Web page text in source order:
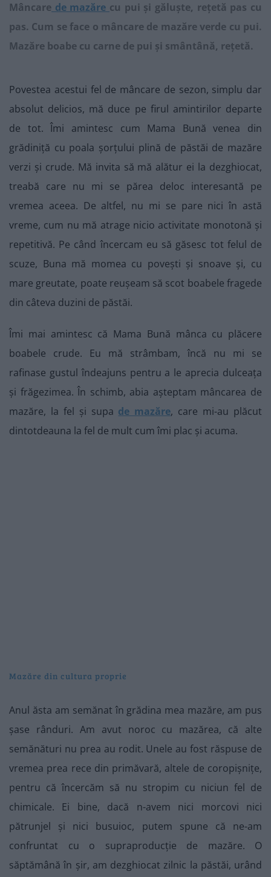
Mâncare de mazăre cu pui și găluște, rețetă pas cu
pas. Cum se face o mâncare de mazăre verde cu pui.
Mazăre boabe cu carne de pui și smântână, rețetă.
Povestea acestui fel de mâncare de sezon, simplu dar
absolut delicios, mă duce pe firul amintirilor departe
de tot. Îmi amintesc cum Mama Bună venea din
grădiniță cu poala șorțului plină de păstăi de mazăre
verzi și crude. Mă invita să mă alătur ei la dezghiocat,
treabă care nu mi se părea deloc interesantă pe
vremea aceea. De altfel, nu mi se pare nici în astă
vreme, cum nu mă atrage nicio activitate monotonă și
repetitivă. Pe când încercam eu să găsesc tot felul de
scuze, Buna mă momea cu povești și snoave și, cu
mare greutate, poate reușeam să scot boabele fragede
din câteva duzini de păstăi.
Îmi mai amintesc că Mama Bună mânca cu plăcere
boabele crude. Eu mă strâmbam, încă nu mi se
rafinase gustul îndeajuns pentru a le aprecia dulceața
și frăgezimea. În schimb, abia așteptam mâncarea de
mazăre, la fel și supa de mazăre, care mi-au plăcut
dintotdeauna la fel de mult cum îmi plac și acuma.
Mazăre din cultura proprie
Anul ăsta am semănat în grădina mea mazăre, am pus
șase rânduri. Am avut noroc cu mazărea, că alte
semănături nu prea au rodit. Unele au fost răspuse de
vremea prea rece din primăvară, altele de coropișnițe,
pentru că încercăm să nu stropim cu niciun fel de
chimicale. Ei bine, dacă n-avem nici morcovi nici
pătrunjel și nici busuioc, putem spune că ne-am
confruntat cu o supraproducție de mazăre. O
săptămână în șir, am dezghiocat zilnic la păstăi, urând